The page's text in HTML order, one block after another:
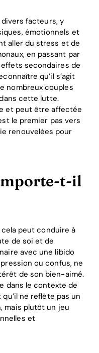
facteurs, y
émotionnels et
aller du stress et de
en passant par
secondaires de
qu’il s’agit
nombreux couples
cette lutte.
et peut être affectée
le premier pas vers
renouvelées pour
t-il
peut conduire à
de soi et de
avec une libido
ou confus, ne
de son bien-aimé.
dans le contexte de
ne reflète pas un
mais plutôt un jeu
et